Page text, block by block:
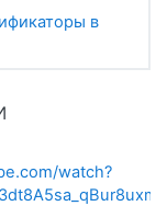
в
watch?